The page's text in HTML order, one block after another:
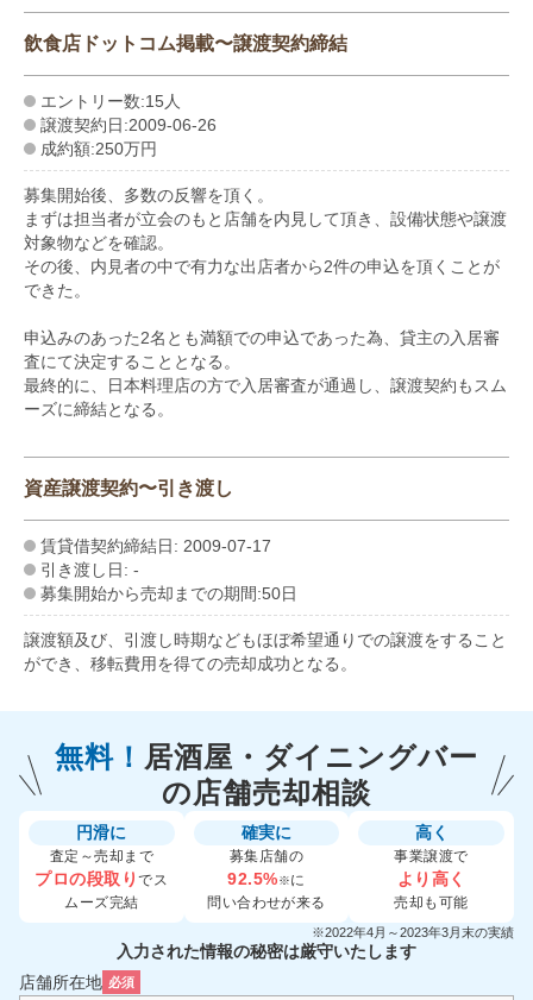
飲食店ドットコム掲載〜譲渡契約締結
エントリー数:15人
譲渡契約日:2009-06-26
成約額:250万円
募集開始後、多数の反響を頂く。
まずは担当者が立会のもと店舗を内見して頂き、設備状態や譲渡
対象物などを確認。
その後、内見者の中で有力な出店者から2件の申込を頂くことが
できた。
申込みのあった2名とも満額での申込であった為、貸主の入居審
査にて決定することとなる。
最終的に、日本料理店の方で入居審査が通過し、譲渡契約もスム
ーズに締結となる。
資産譲渡契約〜引き渡し
賃貸借契約締結日: 2009-07-17
引き渡し日: -
募集開始から売却までの期間:50日
譲渡額及び、引渡し時期などもほぼ希望通りでの譲渡をすること
ができ、移転費用を得ての売却成功となる。
無料！ 居酒屋・ダイニングバー
の店舗売却相談
円滑に
査定～売却まで
プロの段取りでス
ムーズ完結
確実に
募集店舗の
92.5%※に
問い合わせが来る
高く
事業譲渡で
より高く
売却も可能
※2022年4月～2023年3月末の実績
入力された情報の秘密は厳守いたします
店舗所在地 必須